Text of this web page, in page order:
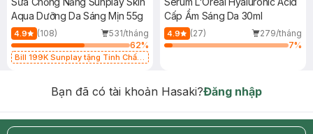
Aqua Dưỡng Da Sáng Mịn 55g
4.9 (108)
531/tháng
62%
Bill 199K Sunplay tặng Tinh Chất
Cấp Ẩm Sáng Da 30ml
4.9 (27)
279/tháng
7%
Bạn đã có tài khoản Hasaki?Đăng nhập